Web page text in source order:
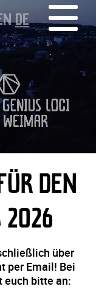
DE
DEN
2026
über
per Email! Bei
euch bitte an: